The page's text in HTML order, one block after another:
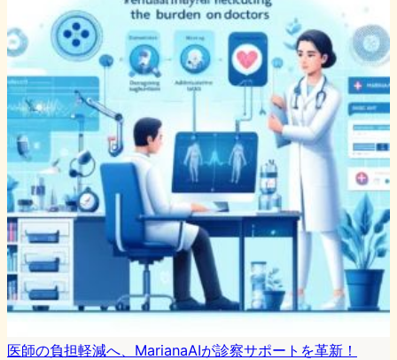
医師の負担軽減へ、MarianaAIが診察サポートを革新！